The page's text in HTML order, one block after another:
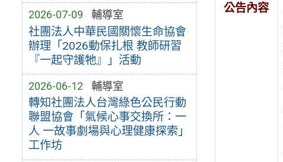
2026-07-09 輔導室
社團法人中華民國關懷生命協會
辦理「2026動保扎根 教師研習
『一起守護牠』」活動
2026-06-12 輔導室
轉知社團法人台灣綠色公民行動
聯盟協會「氣候心事交換所：一
人 一故事劇場與心理健康探索」
工作坊
公告內容